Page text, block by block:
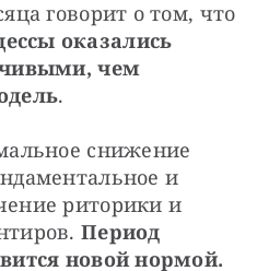
оказались
чем
.
снижение
и
риторики и
Период